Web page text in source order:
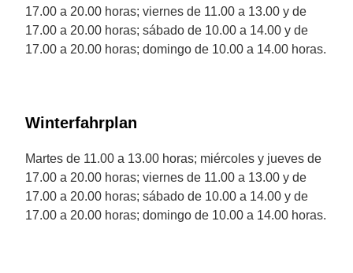
17.00 a 20.00 horas; viernes de 11.00 a 13.00 y de
17.00 a 20.00 horas; sábado de 10.00 a 14.00 y de
17.00 a 20.00 horas; domingo de 10.00 a 14.00 horas.
Winterfahrplan
Martes de 11.00 a 13.00 horas; miércoles y jueves de
17.00 a 20.00 horas; viernes de 11.00 a 13.00 y de
17.00 a 20.00 horas; sábado de 10.00 a 14.00 y de
17.00 a 20.00 horas; domingo de 10.00 a 14.00 horas.